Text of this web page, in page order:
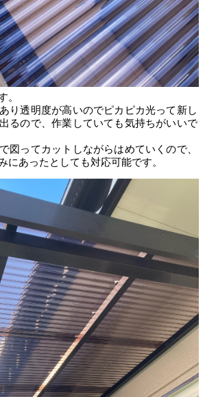
。
り透明度が高いのでピカピカ光って新し
るので、作業していても気持ちがいいで
図ってカットしながらはめていくので、
にあったとしても対応可能です。